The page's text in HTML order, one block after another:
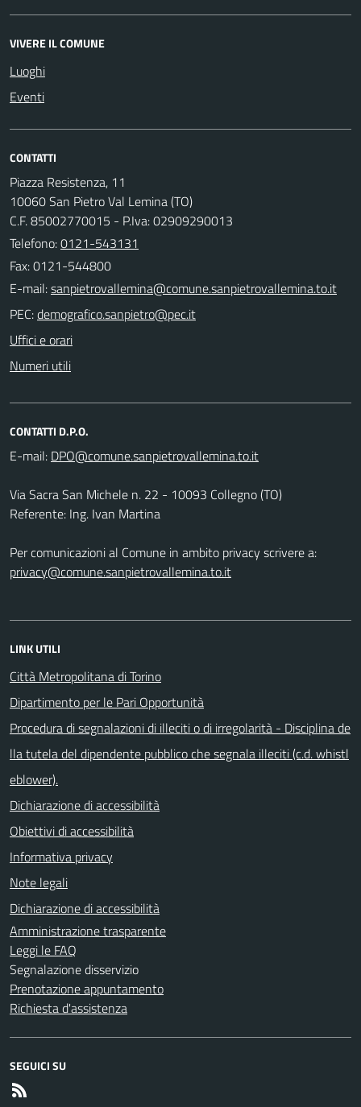
VIVERE IL COMUNE
Luoghi
Eventi
CONTATTI
Piazza Resistenza, 11
10060 San Pietro Val Lemina (TO)
C.F. 85002770015 - P.Iva: 02909290013
Telefono:0121-543131
Fax: 0121-544800
E-mail:
PEC:
Uffici e orari
Numeri utili
CONTATTI D.P.O.
E-mail:
Via Sacra San Michele n. 22 - 10093 Collegno (TO)
Referente: Ing. Ivan Martina
Per comunicazioni al Comune in ambito privacy scrivere a:
privacy@comune.sanpietrovallemina.to.it
LINK UTILI
Città Metropolitana di Torino
Dipartimento per le Pari Opportunità
Procedura di segnalazioni di illeciti o di irregolarità - Disciplina de
lla tutela del dipendente pubblico che segnala illeciti (c.d. whistl
eblower).
Dichiarazione di accessibilità
Obiettivi di accessibilità
Informativa privacy
Note legali
Dichiarazione di accessibilità
Amministrazione trasparente
Leggi le FAQ
Segnalazione disservizio
Prenotazione appuntamento
Richiesta d'assistenza
SEGUICI SU